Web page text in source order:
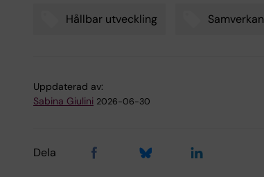
Hållbar utveckling Samverkan
Uppdaterad av:
Sabina Giulini 2026-06-30
Dela